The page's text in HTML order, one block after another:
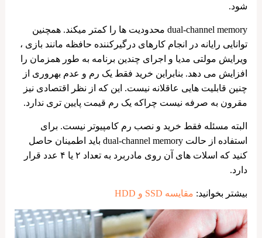
شود.
dual-channel memory محدودیت ها را کمتر میکند. همچنین
توانایی رایانه در انجام کارهای درگیرکننده حافظه مانند بازی ،
ویرایش مولتی مدیا و اجرای چندین برنامه به طور همزمان را
افزایش می دهد. بنابراین خرید فقط یک رم و عدم بهروری از
چنین قابلیت هایی عاقلانه نیست. این که از نظر اقتصادی نیز
مقرون به صرفه نیست چراکه یک رم قیمت پایین تری ندارد.
البته مسئله فقط خرید و نصب رم کامپیوتر نیست. برای
استفاده از حالت dual-channel memory باید اطمینان حاصل
کنید که اسلات های آن روی مادربرد به تعداد ۲ یا ۴ عدد قرار
دارد.
بیشتر بخوانید: مقایسه SSD و HDD